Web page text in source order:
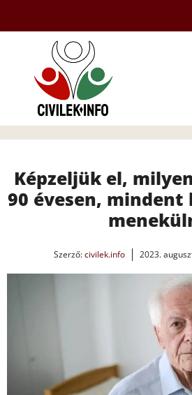
tartalomba
Képzeljük el,
90 évesen,
Szerző:civilek.info 2023.